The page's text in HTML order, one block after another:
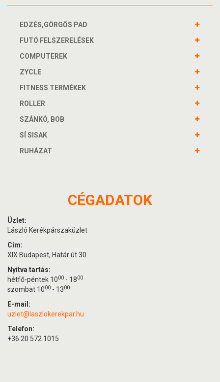
EDZÉS,GÖRGŐS PAD
FUTÓ FELSZERELÉSEK
COMPUTEREK
ZYCLE
FITNESS TERMÉKEK
ROLLER
SZÁNKÓ, BOB
SÍ SISAK
RUHÁZAT
CÉGADATOK
Üzlet:
László Kerékpárszaküzlet
Cím:
XIX Budapest, Határ út 30.
Nyitva tartás:
hétfő-péntek 1000 - 1800
szombat 1000 - 1300
E-mail:
uzlet@laszlokerekpar.hu
Telefon:
+36 20 572 1015